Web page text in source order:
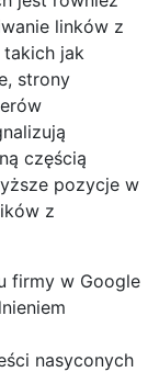
linków z
jak
strony
częścią
pozycje w
z
firmy w Google
nasyconych